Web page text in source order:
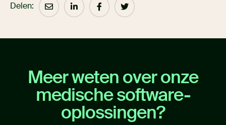
Delen:
Meer weten over onze
medische software-
oplossingen?